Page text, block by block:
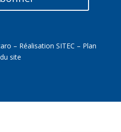
– RéalisationSITEC – Plan
du site